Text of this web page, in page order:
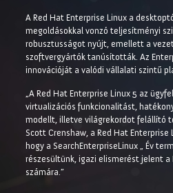
A Red Hat Enterprise Linux a
megoldásokkal vonzó teljesítményi
robusztusságot nyújt, emellett a
szoftvergyártók tanúsították. Az
innovációját a valódi vállalati szintű
„A Red Hat Enterprise Linux 5 az
virtualizációs funkcionalitást,
modellt, illetve világrekordot felállító
Scott Crenshaw, a Red Hat Enterprise
hogy a SearchEnterpriseLinux „ Év
részesültünk, igazi elismerést jelent a
számára.”